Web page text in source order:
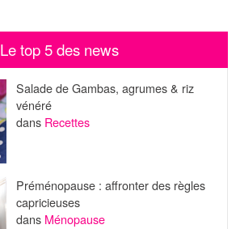
Le top 5 des news
Salade de Gambas, agrumes & riz
vénéré
dans Recettes
Préménopause : affronter des règles
capricieuses
dans Ménopause